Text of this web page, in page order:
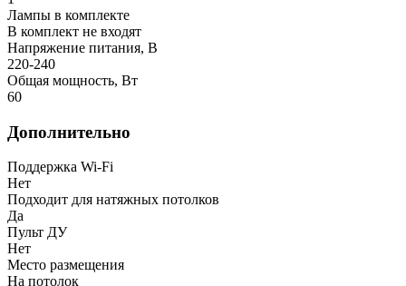
Лампы в комплекте
В комплект не входят
Напряжение питания, В
220-240
Общая мощность, Вт
60
Дополнительно
Поддержка Wi-Fi
Нет
Подходит для натяжных потолков
Да
Пульт ДУ
Нет
Место размещения
На потолок